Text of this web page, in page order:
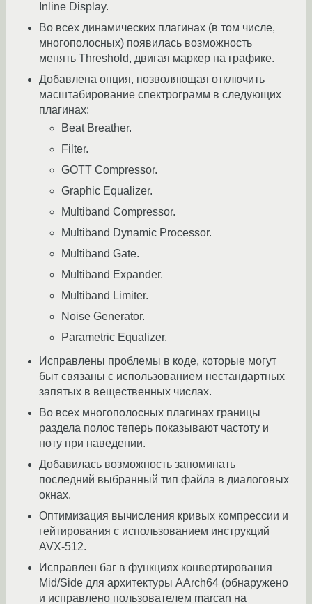
Inline Display.
Во всех динамических плагинах (в том числе,
многополосных) появилась возможность
менять Threshold, двигая маркер на графике.
Добавлена опция, позволяющая отключить
масштабирование спектрограмм в следующих
плагинах:
Beat Breather.
Filter.
GOTT Compressor.
Graphic Equalizer.
Multiband Compressor.
Multiband Dynamic Processor.
Multiband Gate.
Multiband Expander.
Multiband Limiter.
Noise Generator.
Parametric Equalizer.
Исправлены проблемы в коде, которые могут
быт связаны с использованием нестандартных
запятых в вещественных числах.
Во всех многополосных плагинах границы
раздела полос теперь показывают частоту и
ноту при наведении.
Добавилась возможность запоминать
последний выбранный тип файла в диалоговых
окнах.
Оптимизация вычисления кривых компрессии и
гейтирования с использованием инструкций
AVX-512.
Исправлен баг в функциях конвертирования
Mid/Side для архитектуры AArch64 (обнаружено
и исправлено пользователем marcan на